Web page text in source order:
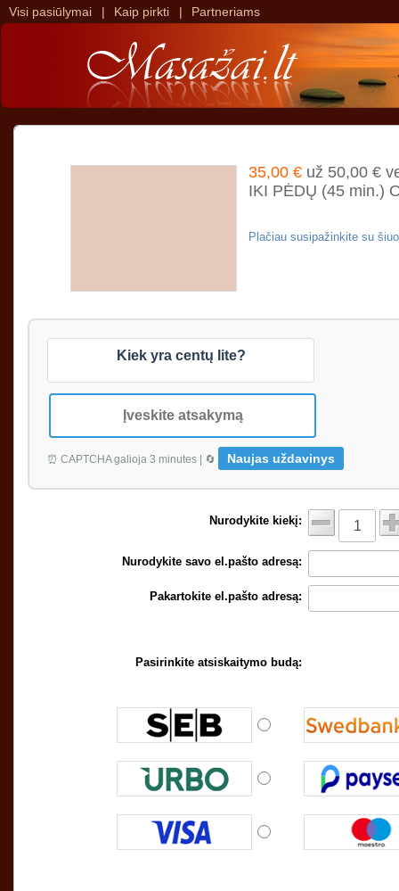
Visi pasiūlymai | Kaip pirkti | Partneriams
35,00 € už 50,00 €
IKI PĖDŲ (45 min.)
Plačiau susipažinkite su
Kiek yra centų lite?
⏰ CAPTCHA galioja 3 minutes | 🔄 Naujas uždavinys
Nurodykite kiekį:
Nurodykite savo el.pašto adresą:
Pakartokite el.pašto adresą:
Pasirinkite atsiskaitymo budą: